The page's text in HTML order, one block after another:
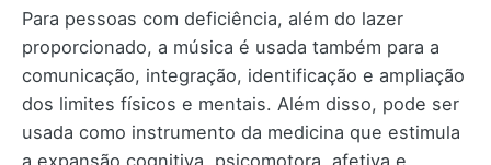
Para pessoas com deficiência, além do lazer
proporcionado, a música é usada também para a
comunicação, integração, identificação e ampliação
dos limites físicos e mentais. Além disso, pode ser
usada como instrumento da medicina que estimula